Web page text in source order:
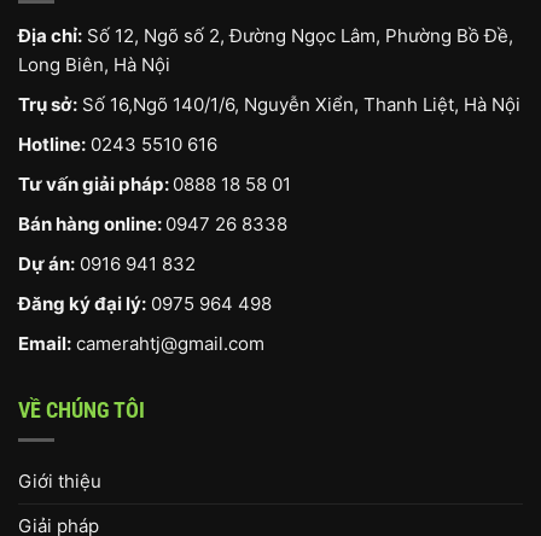
Địa chỉ: Số 12, Ngõ số 2, Đường Ngọc Lâm, Phường Bồ Đề,
Long Biên, Hà Nội
Trụ sở: Số 16,Ngõ 140/1/6, Nguyễn Xiển, Thanh Liệt, Hà Nội
Hotline: 0243 5510 616
Tư vấn giải pháp: 0888 18 58 01
Bán hàng online: 0947 26 8338
Dự án: 0916 941 832
Đăng ký đại lý: 0975 964 498
Email: camerahtj@gmail.com
VỀ CHÚNG TÔI
Giới thiệu
Giải pháp